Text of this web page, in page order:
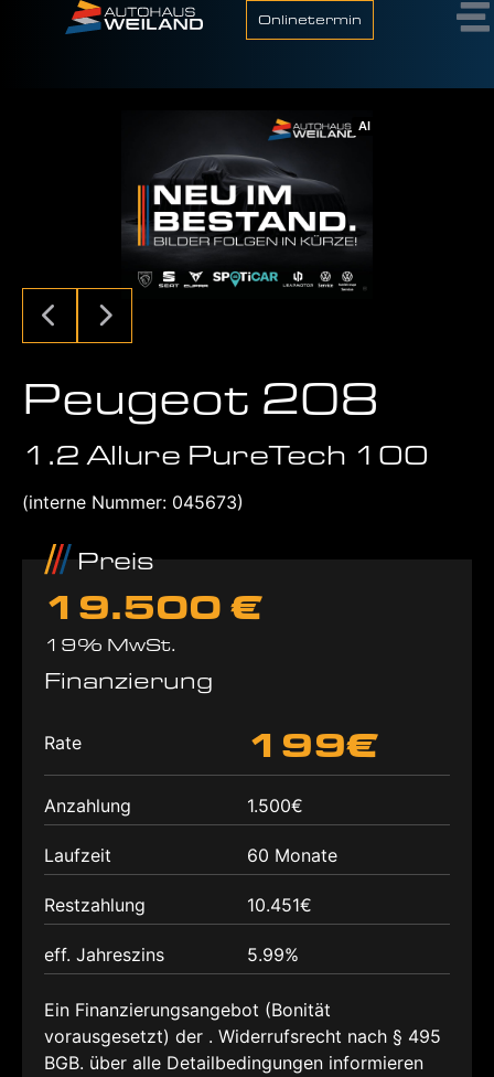
Onlinetermin
AI
Peugeot 208
1.2 Allure PureTech 100
(interne Nummer: 045673)
Preis
19.500 €
19% MwSt.
Finanzierung
Rate 199€
Anzahlung 1.500€
Laufzeit 60 Monate
Restzahlung 10.451€
eff. Jahreszins 5.99%
Ein Finanzierungsangebot (Bonität
vorausgesetzt) der . Widerrufsrecht nach § 495
BGB. über alle Detailbedingungen informieren